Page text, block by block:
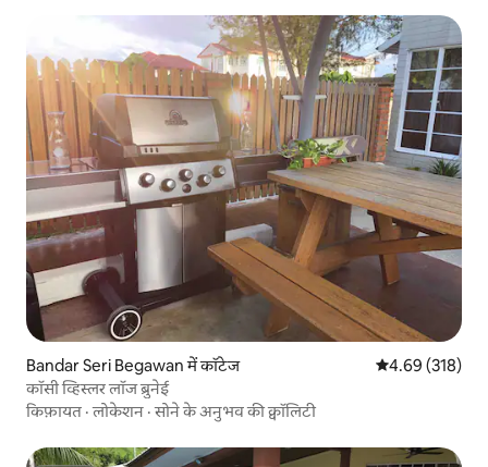
Bandar Seri Begawan में कॉटेज औसत रेटिंग 5 में से
4.69 (318)
कॉसी व्हिस्लर लॉज ब्रुनेई
किफ़ायत ·लोकेशन ·सोने के अनुभव की क्वॉलिटी